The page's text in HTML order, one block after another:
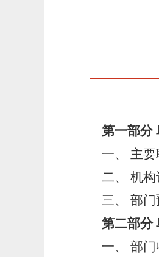
第一部分
一、
主
二、
机构
三、
部门
第二部分
一、
部门